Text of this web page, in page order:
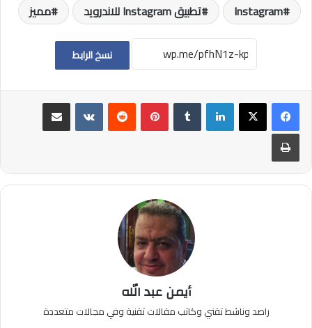
Instagram تطبيق Instagram للاندرويد مميز
نسخ الرابط
لينكدإن بينتيريست
مشاركة عبر البريد
طباعة
أيمن عبد الله
راصد وناشط تقني وكاتب مقالات تقنية وفي مجالات متعددة